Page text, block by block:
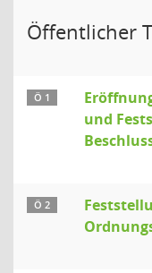
Öffentlicher
Ö 1
und
Ö 2